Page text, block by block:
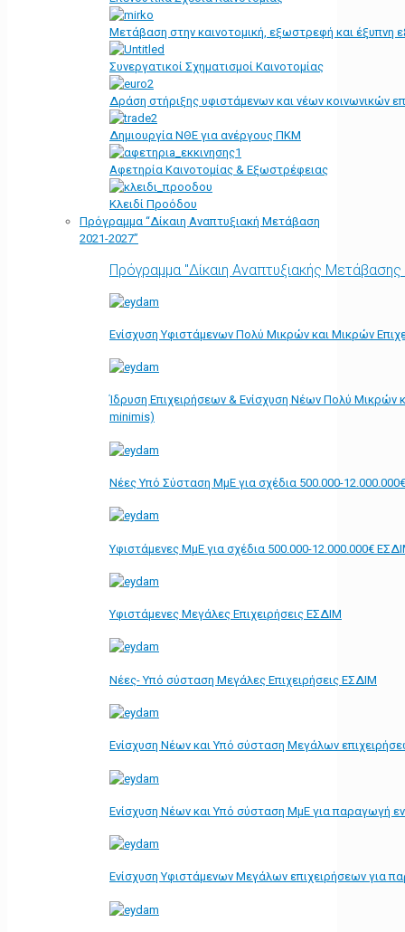
Μετάβαση στην καινοτομική, εξωστρεφή και έξυπνη
Συνεργατικοί Σχηματισμοί Καινοτομίας
Δράση στήριξης υφιστάμενων και νέων κοινωνικών
Δημιουργία ΝΘΕ για ανέργους ΠΚΜ
Αφετηρία Kαινοτομίας & Εξωστρέφειας
Κλειδί Προόδου
Πρόγραμμα “Δίκαιη Αναπτυξιακή Μετάβαση
2021-2027”
Πρόγραμμα "Δίκαιη Αναπτυξιακής
Ενίσχυση Υφιστάμενων Πολύ Μικρών και Μικρών
Ίδρυση Επιχειρήσεων & Ενίσχυση Νέων Πολύ Μικρών
minimis)
Νέες Υπό Σύσταση ΜμΕ για σχέδια 500.000-
Υφιστάμενες ΜμΕ για σχέδια 500.000-12.000.000€
Υφιστάμενες Μεγάλες Επιχειρήσεις ΕΣΔΙΜ
Νέες- Υπό σύσταση Μεγάλες Επιχειρήσεις ΕΣΔΙΜ
Ενίσχυση Νέων και Υπό σύσταση Μεγάλων
Ενίσχυση Νέων και Υπό σύσταση ΜμΕ για παραγωγή
Ενίσχυση Υφιστάμενων Μεγάλων επιχειρήσεων για